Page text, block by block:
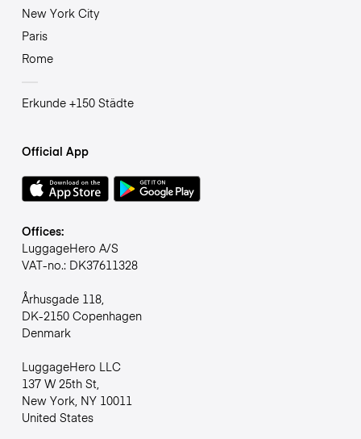
New York City
Paris
Rome
Erkunde +150 Städte
Official App
Offices:
LuggageHero A/S
VAT-no.: DK37611328
Århusgade 118,
DK-2150 Copenhagen
Denmark
LuggageHero LLC
137 W 25th St,
New York, NY 10011
United States